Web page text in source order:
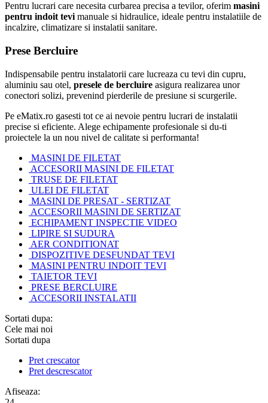
Pentru lucrari care necesita curbarea precisa a tevilor, oferim masini
pentru indoit tevi manuale si hidraulice, ideale pentru instalatiile de
incalzire, climatizare si instalatii sanitare.
Prese Bercluire
Indispensabile pentru instalatorii care lucreaza cu tevi din cupru,
aluminiu sau otel, presele de bercluire asigura realizarea unor
conectori solizi, prevenind pierderile de presiune si scurgerile.
Pe eMatix.ro gasesti tot ce ai nevoie pentru lucrari de instalatii
precise si eficiente. Alege echipamente profesionale si du-ti
proiectele la un nou nivel de calitate si performanta!
MASINI DE FILETAT
ACCESORII MASINI DE FILETAT
TRUSE DE FILETAT
ULEI DE FILETAT
MASINI DE PRESAT - SERTIZAT
ACCESORII MASINI DE SERTIZAT
ECHIPAMENT INSPECTIE VIDEO
LIPIRE SI SUDURA
AER CONDITIONAT
DISPOZITIVE DESFUNDAT TEVI
MASINI PENTRU INDOIT TEVI
TAIETOR TEVI
PRESE BERCLUIRE
ACCESORII INSTALATII
Sortati dupa:
Cele mai noi
Sortati dupa
Pret crescator
Pret descrescator
Afiseaza: